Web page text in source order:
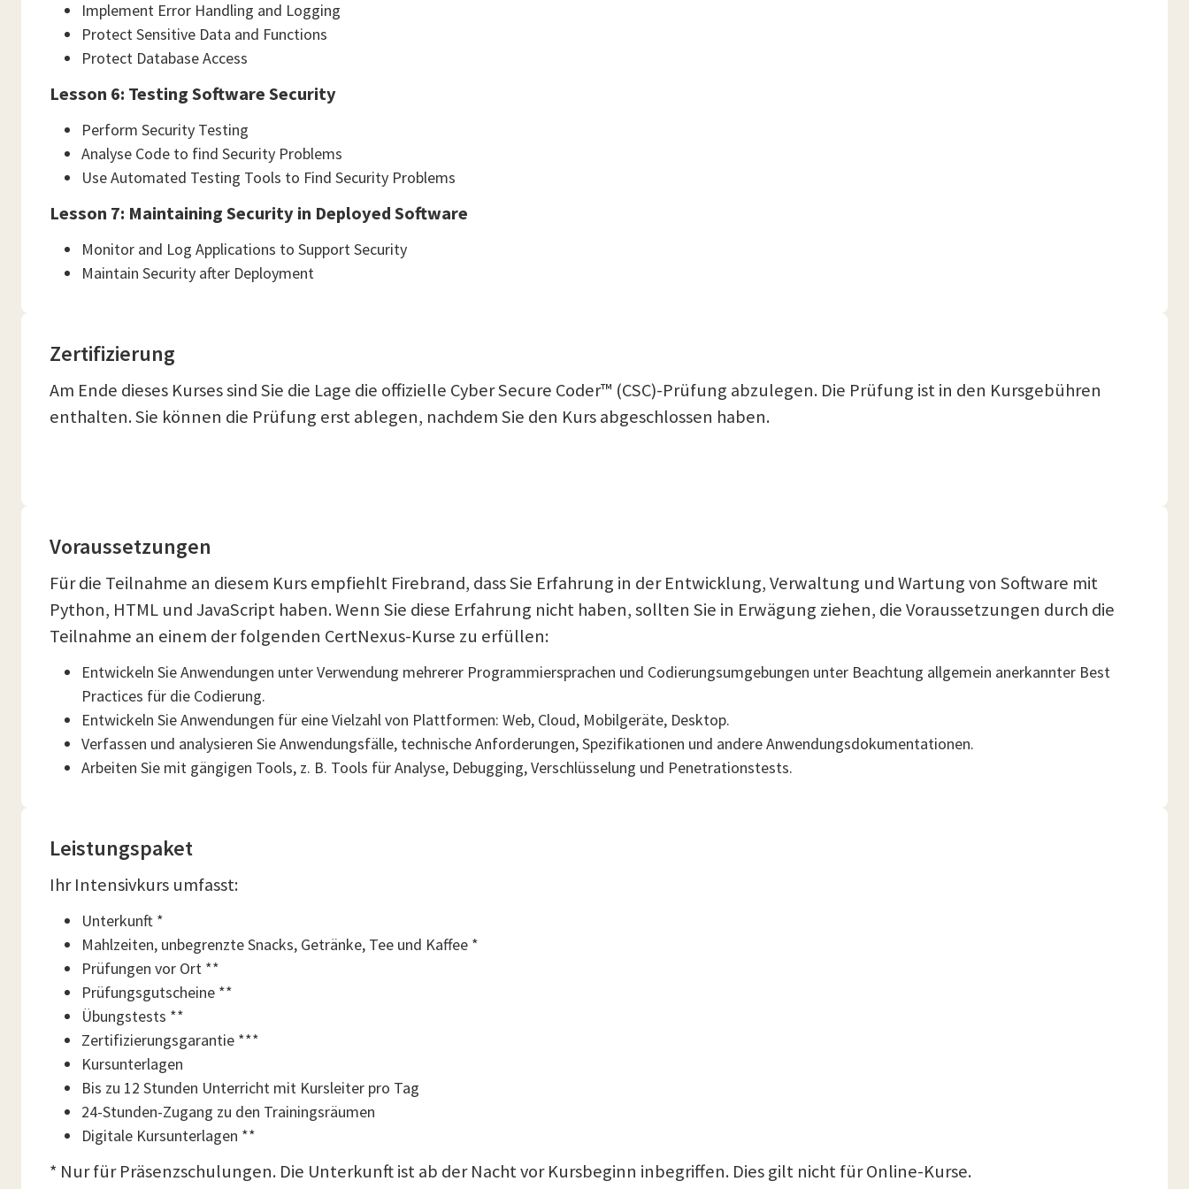
Implement Error Handling and Logging
Protect Sensitive Data and Functions
Protect Database Access
Lesson 6: Testing Software Security
Perform Security Testing
Analyse Code to find Security Problems
Use Automated Testing Tools to Find Security Problems
Lesson 7: Maintaining Security in Deployed Software
Monitor and Log Applications to Support Security
Maintain Security after Deployment
Zertifizierung
Am Ende dieses Kurses sind Sie die Lage die offizielle Cyber Secure Coder™ (CSC)-Prüfung abzulegen. Die Prüfung ist in den Kursgebühren
enthalten. Sie können die Prüfung erst ablegen, nachdem Sie den Kurs abgeschlossen haben.
Voraussetzungen
Für die Teilnahme an diesem Kurs empfiehlt Firebrand, dass Sie Erfahrung in der Entwicklung, Verwaltung und Wartung von Software mit
Python, HTML und JavaScript haben. Wenn Sie diese Erfahrung nicht haben, sollten Sie in Erwägung ziehen, die Voraussetzungen durch die
Teilnahme an einem der folgenden CertNexus-Kurse zu erfüllen:
Entwickeln Sie Anwendungen unter Verwendung mehrerer Programmiersprachen und Codierungsumgebungen unter Beachtung allgemein anerkannter Best
Practices für die Codierung.
Entwickeln Sie Anwendungen für eine Vielzahl von Plattformen: Web, Cloud, Mobilgeräte, Desktop.
Verfassen und analysieren Sie Anwendungsfälle, technische Anforderungen, Spezifikationen und andere Anwendungsdokumentationen.
Arbeiten Sie mit gängigen Tools, z. B. Tools für Analyse, Debugging, Verschlüsselung und Penetrationstests.
Leistungspaket
Ihr Intensivkurs umfasst:
Unterkunft *
Mahlzeiten, unbegrenzte Snacks, Getränke, Tee und Kaffee *
Prüfungen vor Ort **
Prüfungsgutscheine **
Übungstests **
Zertifizierungsgarantie ***
Kursunterlagen
Bis zu 12 Stunden Unterricht mit Kursleiter pro Tag
24-Stunden-Zugang zu den Trainingsräumen
Digitale Kursunterlagen **
* Nur für Präsenzschulungen. Die Unterkunft ist ab der Nacht vor Kursbeginn inbegriffen. Dies gilt nicht für Online-Kurse.